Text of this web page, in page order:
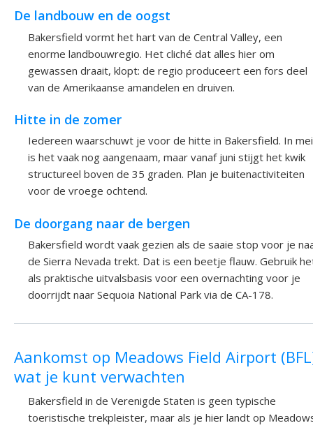
De landbouw en de oogst
Bakersfield vormt het hart van de Central Valley, een
enorme landbouwregio. Het cliché dat alles hier om
gewassen draait, klopt: de regio produceert een fors deel
van de Amerikaanse amandelen en druiven.
Hitte in de zomer
Iedereen waarschuwt je voor de hitte in Bakersfield. In mei
is het vaak nog aangenaam, maar vanaf juni stijgt het kwik
structureel boven de 35 graden. Plan je buitenactiviteiten
voor de vroege ochtend.
De doorgang naar de bergen
Bakersfield wordt vaak gezien als de saaie stop voor je
de Sierra Nevada trekt. Dat is een beetje flauw. Gebruik
als praktische uitvalsbasis voor een overnachting voor je
doorrijdt naar Sequoia National Park via de CA-178.
Aankomst op Meadows Field Airport
wat je kunt verwachten
Bakersfield in de Verenigde Staten is geen typische
toeristische trekpleister, maar als je hier landt op